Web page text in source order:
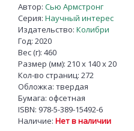
Автор: Сью Армстронг
Серия: Научный интерес
Издательство: Колибри
Год: 2020
Вес (г): 460
Размер (мм): 210 x 140 x 20
Кол-во страниц: 272
Обложка: твердая
Бумага: офсетная
ISBN: 978-5-389-15492-6
Наличие: Нет в наличии